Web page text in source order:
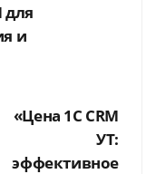
для
и
«Цена 1С CRM
УТ:
эффективное